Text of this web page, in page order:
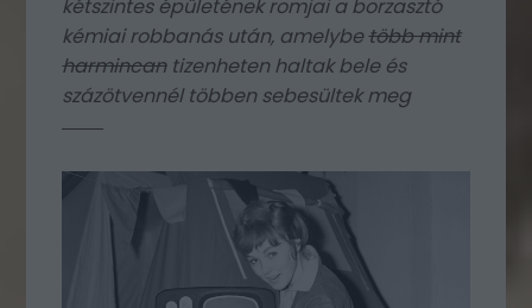
kétszintes épületének romjai a borzasztó
kémiai robbanás után, amelybetöbb mint
harmincantizenheten haltak bele és
százötvennél többen sebesültek meg